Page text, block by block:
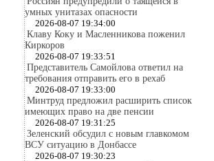
умных унитазах опасности
2026-08-07 19:34:00
Клаву Коку и Масленникова поженил
Киркоров
2026-08-07 19:33:51
Представитель Самойлова ответил на
требования отправить его в рехаб
2026-08-07 19:33:00
Минтруд предложил расширить список
имеющих право на две пенсии
2026-08-07 19:31:25
Зеленский обсудил с новым главкомом
ВСУ ситуацию в Донбассе
2026-08-07 19:30:23